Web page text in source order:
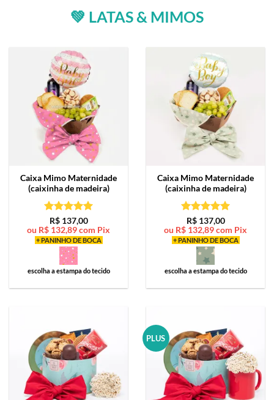
💚 LATAS & MIMOS
Caixa Mimo Maternidade
(caixinha de madeira)
Avaliação5
de 5
R$137,00
ou R$ 132,89com Pix
+ PANINHO DE BOCA
escolha a estampa do tecido
Caixa Mimo Maternidade
(caixinha de madeira)
Avaliação5
de 5
R$137,00
ou R$ 132,89com Pix
+ PANINHO DE BOCA
escolha a estampa do tecido
PLUS